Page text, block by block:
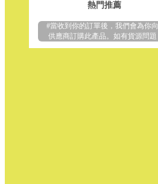
熱門推薦
#當收到你的訂單後，我們會為你向
供應商訂購此產品。如有貨源問題